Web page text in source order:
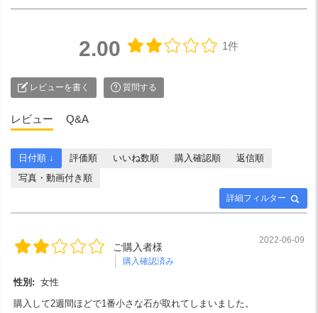
2.00 1件
レビューを書く 質問する
レビュー Q&A
詳細フィルター
日付順 ↓ 評価順 いいね数順 購入確認順
返信順
写真・動画付き順
ご購入者様
購入確認済み
2022-06-09
性別: 女性
購入して2週間ほどで1番小さな石が取れてしまいました。